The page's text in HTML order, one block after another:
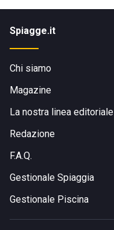
Spiagge.it
Chi siamo
Magazine
La nostra linea editoriale
Redazione
F.A.Q.
Gestionale Spiaggia
Gestionale Piscina